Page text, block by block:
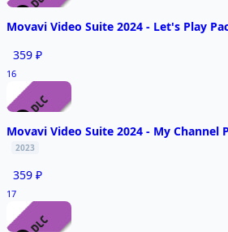
Movavi Video Suite 2024 - Let's Play
359 ₽
16
Movavi Video Suite 2024 - My Channel
2023
359 ₽
17